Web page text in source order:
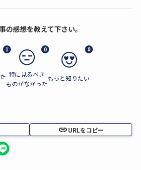
の感想を教えて下さい。
1 0
特に見るべき
ものがなかった
0
もっと知りたい
URLをコピー